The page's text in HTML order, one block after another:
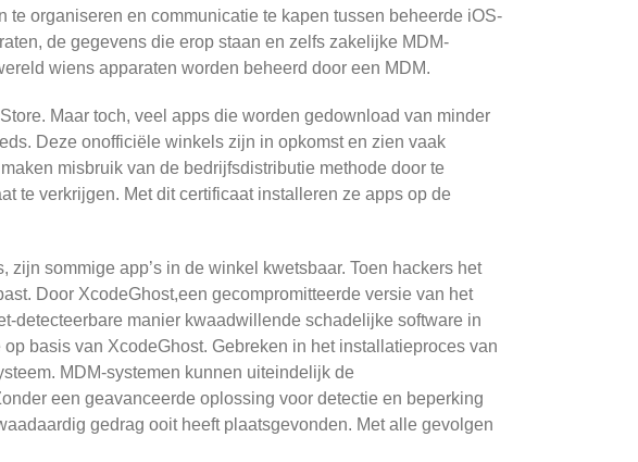
organiseren en communicatie te kapen tussen beheerde iOS-
de gegevens die erop staan ​​en zelfs zakelijke MDM-
wiens apparaten worden beheerd door een MDM.
Maar toch, veel apps die worden gedownload van minder
Deze onofficiële winkels zijn in opkomst en zien vaak
misbruik van de bedrijfsdistributie methode door te
te verkrijgen. Met dit certificaat installeren ze apps op de
sommige app’s in de winkel kwetsbaar. Toen hackers het
Door XcodeGhost,een gecompromitteerde versie van het
detecteerbare manier kwaadwillende schadelijke software in
basis van XcodeGhost. Gebreken in het installatieproces van
MDM-systemen kunnen uiteindelijk de
een geavanceerde oplossing voor detectie en beperking
gedrag ooit heeft plaatsgevonden. Met alle gevolgen